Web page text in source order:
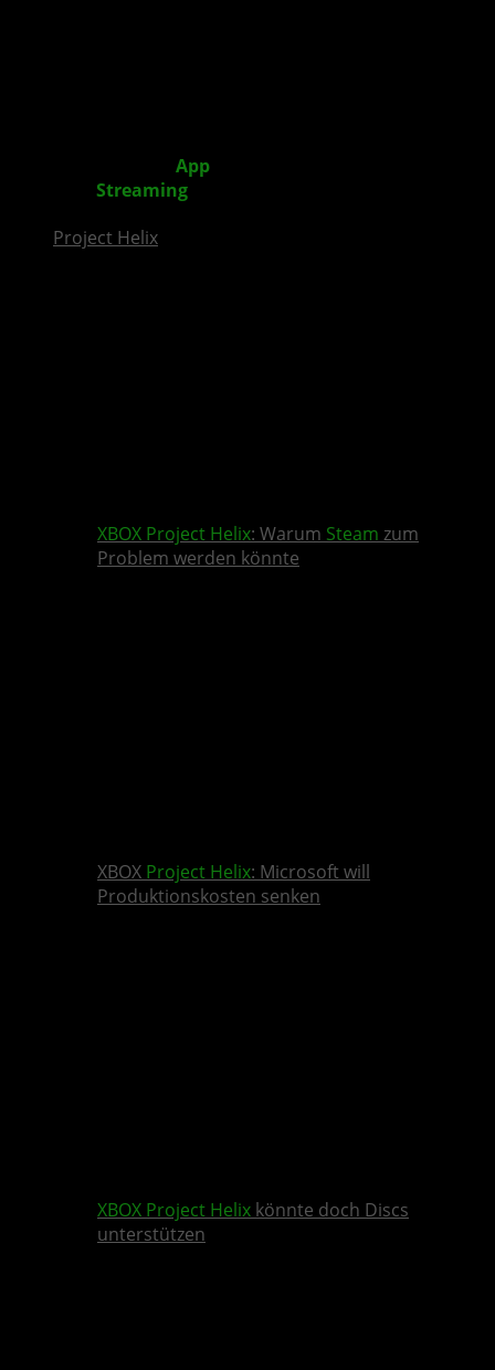
App
Streaming
Project Helix
XBOX Project Helix: Warum Steam zum
Problem werden könnte
XBOX Project Helix: Microsoft will
Produktionskosten senken
XBOX Project Helix könnte doch Discs
unterstützen